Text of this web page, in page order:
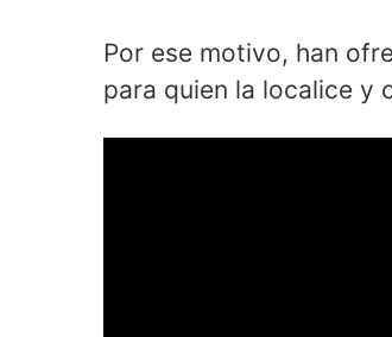
Por ese motivo, han
para quien la localice y